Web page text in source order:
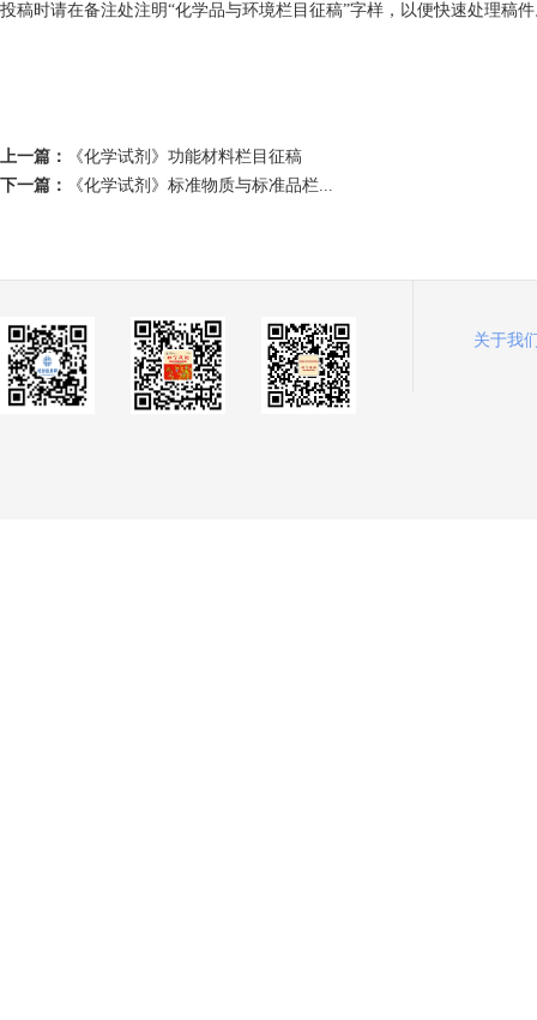
投稿时请在备注处注明“化学品与环境栏目征稿”字样，以便快速处理稿
上一篇：
《化学试剂》功能材料栏目征稿
下一篇：
《化学试剂》标准物质与标准品栏...
关于我